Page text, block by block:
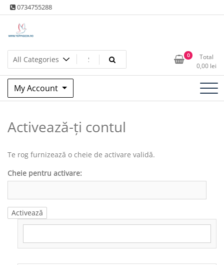
Skip
to
content
0734755288
Toppigeon.RO – Produse
columbofile – tratamente
porumbei – hrana de
porumbei – Licitatii
Produse columbofile – tratamente porumbei – hrana porumbei –
Licitatii – Vanzare pret fix
0
Total
0,00 lei
My Account
Activează-ți contul
Te rog furnizează o cheie de activare validă.
Cheie pentru activare: